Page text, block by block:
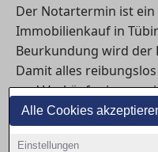
Alle Cookies
Einstellungen
Der Notartermin ist
Immobilienkauf in
Beurkundung wird der
Damit alles
und Verkäufer:innen
sind, wie der Ablauf
entstehen.